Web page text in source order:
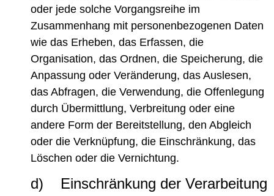
oder jede solche Vorgangsreihe im
Zusammenhang mit personenbezogenen Daten
wie das Erheben, das Erfassen, die
Organisation, das Ordnen, die Speicherung, die
Anpassung oder Veränderung, das Auslesen,
das Abfragen, die Verwendung, die Offenlegung
durch Übermittlung, Verbreitung oder eine
andere Form der Bereitstellung, den Abgleich
oder die Verknüpfung, die Einschränkung, das
Löschen oder die Vernichtung.
d) Einschränkung der Verarbeitung